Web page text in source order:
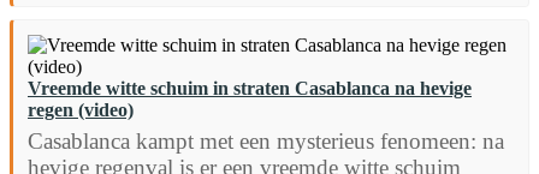
Vreemde witte schuim in straten Casablanca na hevige
regen (video)
Casablanca kampt met een mysterieus fenomeen: na
hevige regenval is er een vreemde witte schuim